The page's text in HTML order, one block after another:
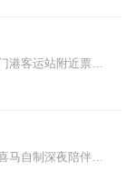
音频来源于链景旅行地址鹭江道厦门港客运站附近票价描述暂无开放时间全天开放乘车信息暂无
欢迎各位关注和订阅我参与创作的喜马自制深夜陪伴谈话栏目《听你说·百态人声》【听你说·百态人声】每晚直播连线真实人间故事|叶文现场互动中|人间冷暖，抱团取暖每周...